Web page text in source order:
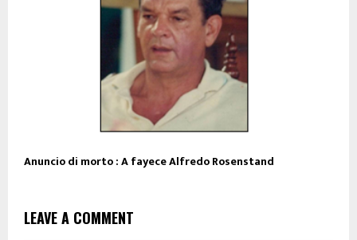
Anuncio di morto : A fayece Alfredo Rosenstand
LEAVE A COMMENT